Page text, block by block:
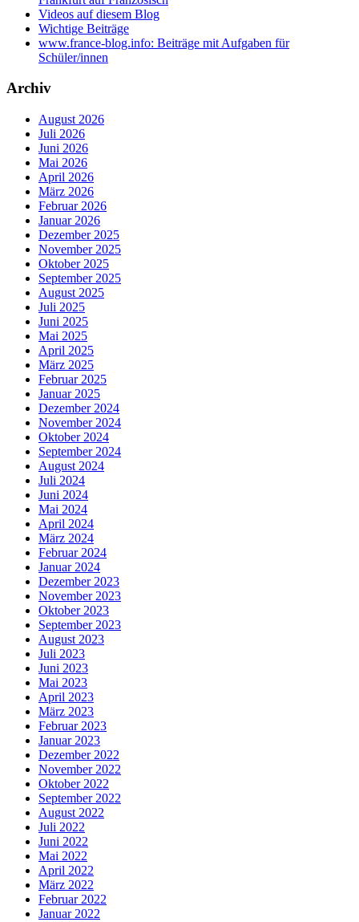
Videos auf diesem Blog
Wichtige Beiträge
www.france-blog.info: Beiträge mit Aufgaben für
Schüler/innen
Archiv
August 2026
Juli 2026
Juni 2026
Mai 2026
April 2026
März 2026
Februar 2026
Januar 2026
Dezember 2025
November 2025
Oktober 2025
September 2025
August 2025
Juli 2025
Juni 2025
Mai 2025
April 2025
März 2025
Februar 2025
Januar 2025
Dezember 2024
November 2024
Oktober 2024
September 2024
August 2024
Juli 2024
Juni 2024
Mai 2024
April 2024
März 2024
Februar 2024
Januar 2024
Dezember 2023
November 2023
Oktober 2023
September 2023
August 2023
Juli 2023
Juni 2023
Mai 2023
April 2023
März 2023
Februar 2023
Januar 2023
Dezember 2022
November 2022
Oktober 2022
September 2022
August 2022
Juli 2022
Juni 2022
Mai 2022
April 2022
März 2022
Februar 2022
Januar 2022